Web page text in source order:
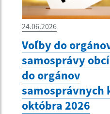
24.06.2026
Voľby do
samosprávy
do orgánov
samosprávnych
októbra 2026